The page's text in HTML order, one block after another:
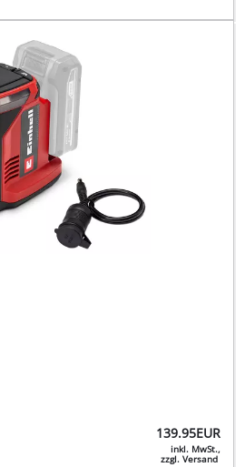
139.95EUR
inkl. MwSt.,
zzgl. Versand